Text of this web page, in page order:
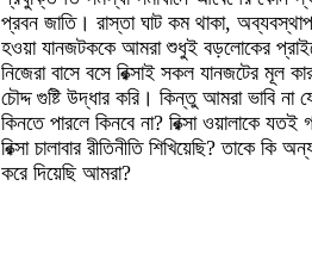
প্রবন জাতি। রাস্তা ঘাট কম থাকা,
হওয়া যানজটককে আমরা শুধুই বড়লোকের
নিজেরা বাসে বসে রিক্সাই সকল যানজটের মূল
চৌদ্দ গুষ্টি উদ্ধার করি। কিন্তু আমরা ভাবি না
কিনতে পারলে কিনবে না? রিক্সা ওয়ালাকে
রিক্সা চালাবার রীতিনীতি শিখিয়েছি? তাকে
করে দিয়েছি আমরা?